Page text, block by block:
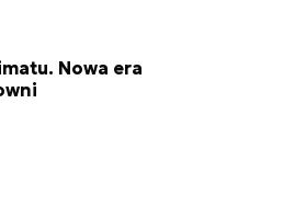
Nowa era